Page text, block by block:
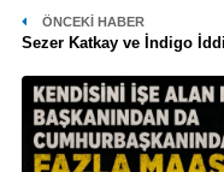
ÖNCEKI HABER
Sezer Katkay ve İndigo